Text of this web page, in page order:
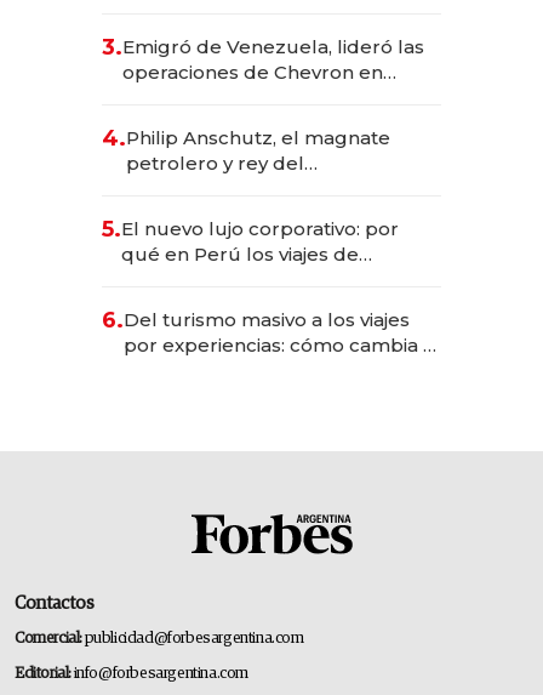
3.Emigró de Venezuela, lideró las
operaciones de Chevron en
4.Philip Anschutz, el magnate
petrolero y rey del
Fénix
5.El nuevo lujo corporativo: por
qué en Perú los viajes de
transformadoras
6.Del turismo masivo a los viajes
por experiencias: cómo cambia el
Contactos
Comercial:publicidad@forbesargentina.com
Editorial:info@forbesargentina.com